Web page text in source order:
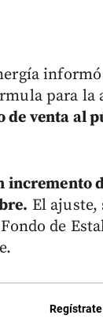
para la
de venta al
incremento
El ajuste,
de